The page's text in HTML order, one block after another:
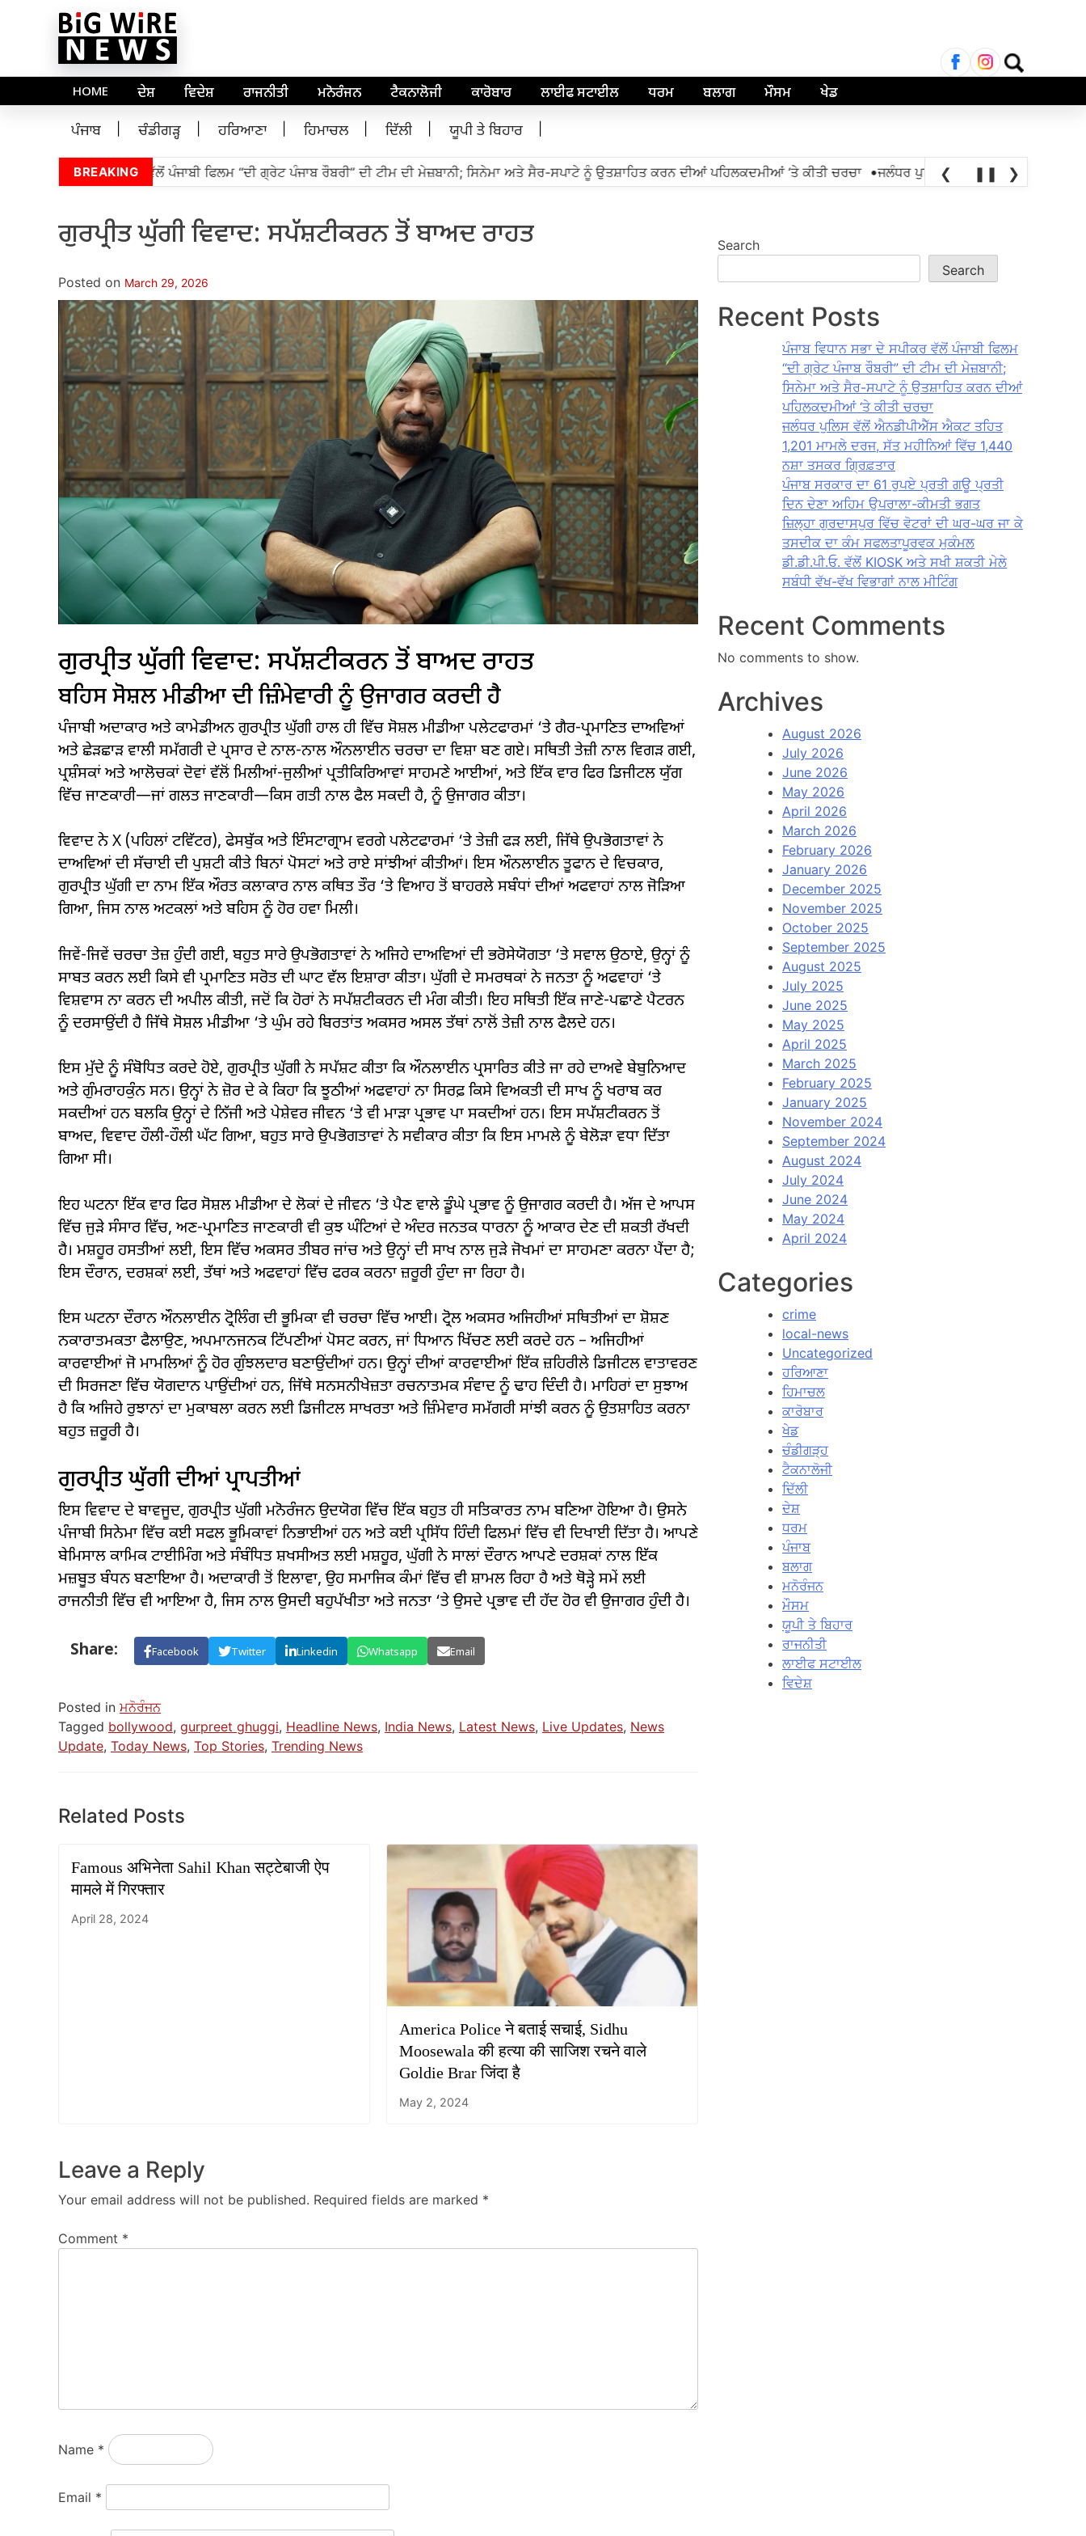
Search
for:
HOME ਦੇਸ਼ ਵਿਦੇਸ਼ ਰਾਜਨੀਤੀ ਮਨੋਰੰਜਨ ਟੈਕਨਾਲੋਜੀ ਕਾਰੋਬਾਰ ਲਾਈਫ ਸਟਾਈਲ ਧਰਮ ਬਲਾਗ ਮੌਸਮ ਖੇਡ
ਪੰਜਾਬ ਚੰਡੀਗੜ੍ਹ ਹਰਿਆਣਾ ਹਿਮਾਚਲ ਦਿੱਲੀ ਯੂਪੀ ਤੇ ਬਿਹਾਰ
BREAKING
ਵਿਧਾਨ ਸਭਾ ਦੇ ਸਪੀਕਰ ਵੱਲੋਂ ਪੰਜਾਬੀ ਫਿਲਮ “ਦੀ ਗ੍ਰੇਟ ਪੰਜਾਬ ਰੌਬਰੀ” ਦੀ ਟੀਮ ਦੀ ਮੇਜ਼ਬਾਨੀ; ਸਿਨੇਮਾ ਅਤੇ ਸੈਰ-ਸਪਾਟੇ ਨੂੰ ਉਤਸ਼ਾਹਿਤ ਕਰਨ ਦੀਆਂ ਪਹਿਲਕਦਮੀਆਂ ‘ਤੇ ਕੀਤੀ ਚਰਚਾ •ਜਲੰਧਰ ਪੁਲਿਸ ਵੱਲੋਂ ਐਨਡੀਪੀਐੱਸ ਐਕਟ ਤਹਿਤ
❮ ❚❚ ❯
ਗੁਰਪ੍ਰੀਤ ਘੁੱਗੀ ਵਿਵਾਦ: ਸਪੱਸ਼ਟੀਕਰਨ ਤੋਂ ਬਾਅਦ ਰਾਹਤ
Posted on March 29, 2026
ਗੁਰਪ੍ਰੀਤ ਘੁੱਗੀ ਵਿਵਾਦ: ਸਪੱਸ਼ਟੀਕਰਨ ਤੋਂ ਬਾਅਦ ਰਾਹਤ
ਬਹਿਸ ਸੋਸ਼ਲ ਮੀਡੀਆ ਦੀ ਜ਼ਿੰਮੇਵਾਰੀ ਨੂੰ ਉਜਾਗਰ ਕਰਦੀ ਹੈ
ਪੰਜਾਬੀ ਅਦਾਕਾਰ ਅਤੇ ਕਾਮੇਡੀਅਨ ਗੁਰਪ੍ਰੀਤ ਘੁੱਗੀ ਹਾਲ ਹੀ ਵਿੱਚ ਸੋਸ਼ਲ ਮੀਡੀਆ ਪਲੇਟਫਾਰਮਾਂ ‘ਤੇ ਗੈਰ-ਪ੍ਰਮਾਣਿਤ ਦਾਅਵਿਆਂ
ਅਤੇ ਛੇੜਛਾੜ ਵਾਲੀ ਸਮੱਗਰੀ ਦੇ ਪ੍ਰਸਾਰ ਦੇ ਨਾਲ-ਨਾਲ ਔਨਲਾਈਨ ਚਰਚਾ ਦਾ ਵਿਸ਼ਾ ਬਣ ਗਏ। ਸਥਿਤੀ ਤੇਜ਼ੀ ਨਾਲ ਵਿਗੜ ਗਈ,
ਪ੍ਰਸ਼ੰਸਕਾਂ ਅਤੇ ਆਲੋਚਕਾਂ ਦੋਵਾਂ ਵੱਲੋਂ ਮਿਲੀਆਂ-ਜੁਲੀਆਂ ਪ੍ਰਤੀਕਿਰਿਆਵਾਂ ਸਾਹਮਣੇ ਆਈਆਂ, ਅਤੇ ਇੱਕ ਵਾਰ ਫਿਰ ਡਿਜੀਟਲ ਯੁੱਗ
ਵਿੱਚ ਜਾਣਕਾਰੀ—ਜਾਂ ਗਲਤ ਜਾਣਕਾਰੀ—ਕਿਸ ਗਤੀ ਨਾਲ ਫੈਲ ਸਕਦੀ ਹੈ, ਨੂੰ ਉਜਾਗਰ ਕੀਤਾ।
ਵਿਵਾਦ ਨੇ X (ਪਹਿਲਾਂ ਟਵਿੱਟਰ), ਫੇਸਬੁੱਕ ਅਤੇ ਇੰਸਟਾਗ੍ਰਾਮ ਵਰਗੇ ਪਲੇਟਫਾਰਮਾਂ ‘ਤੇ ਤੇਜ਼ੀ ਫੜ ਲਈ, ਜਿੱਥੇ ਉਪਭੋਗਤਾਵਾਂ ਨੇ
ਦਾਅਵਿਆਂ ਦੀ ਸੱਚਾਈ ਦੀ ਪੁਸ਼ਟੀ ਕੀਤੇ ਬਿਨਾਂ ਪੋਸਟਾਂ ਅਤੇ ਰਾਏ ਸਾਂਝੀਆਂ ਕੀਤੀਆਂ। ਇਸ ਔਨਲਾਈਨ ਤੂਫਾਨ ਦੇ ਵਿਚਕਾਰ,
ਗੁਰਪ੍ਰੀਤ ਘੁੱਗੀ ਦਾ ਨਾਮ ਇੱਕ ਔਰਤ ਕਲਾਕਾਰ ਨਾਲ ਕਥਿਤ ਤੌਰ ‘ਤੇ ਵਿਆਹ ਤੋਂ ਬਾਹਰਲੇ ਸਬੰਧਾਂ ਦੀਆਂ ਅਫਵਾਹਾਂ ਨਾਲ ਜੋੜਿਆ
ਗਿਆ, ਜਿਸ ਨਾਲ ਅਟਕਲਾਂ ਅਤੇ ਬਹਿਸ ਨੂੰ ਹੋਰ ਹਵਾ ਮਿਲੀ।
ਜਿਵੇਂ-ਜਿਵੇਂ ਚਰਚਾ ਤੇਜ਼ ਹੁੰਦੀ ਗਈ, ਬਹੁਤ ਸਾਰੇ ਉਪਭੋਗਤਾਵਾਂ ਨੇ ਅਜਿਹੇ ਦਾਅਵਿਆਂ ਦੀ ਭਰੋਸੇਯੋਗਤਾ ‘ਤੇ ਸਵਾਲ ਉਠਾਏ, ਉਨ੍ਹਾਂ ਨੂੰ
ਸਾਬਤ ਕਰਨ ਲਈ ਕਿਸੇ ਵੀ ਪ੍ਰਮਾਣਿਤ ਸਰੋਤ ਦੀ ਘਾਟ ਵੱਲ ਇਸ਼ਾਰਾ ਕੀਤਾ। ਘੁੱਗੀ ਦੇ ਸਮਰਥਕਾਂ ਨੇ ਜਨਤਾ ਨੂੰ ਅਫਵਾਹਾਂ ‘ਤੇ
ਵਿਸ਼ਵਾਸ ਨਾ ਕਰਨ ਦੀ ਅਪੀਲ ਕੀਤੀ, ਜਦੋਂ ਕਿ ਹੋਰਾਂ ਨੇ ਸਪੱਸ਼ਟੀਕਰਨ ਦੀ ਮੰਗ ਕੀਤੀ। ਇਹ ਸਥਿਤੀ ਇੱਕ ਜਾਣੇ-ਪਛਾਣੇ ਪੈਟਰਨ
ਨੂੰ ਦਰਸਾਉਂਦੀ ਹੈ ਜਿੱਥੇ ਸੋਸ਼ਲ ਮੀਡੀਆ ‘ਤੇ ਘੁੰਮ ਰਹੇ ਬਿਰਤਾਂਤ ਅਕਸਰ ਅਸਲ ਤੱਥਾਂ ਨਾਲੋਂ ਤੇਜ਼ੀ ਨਾਲ ਫੈਲਦੇ ਹਨ।
ਇਸ ਮੁੱਦੇ ਨੂੰ ਸੰਬੋਧਿਤ ਕਰਦੇ ਹੋਏ, ਗੁਰਪ੍ਰੀਤ ਘੁੱਗੀ ਨੇ ਸਪੱਸ਼ਟ ਕੀਤਾ ਕਿ ਔਨਲਾਈਨ ਪ੍ਰਸਾਰਿਤ ਕੀਤੇ ਜਾ ਰਹੇ ਦਾਅਵੇ ਬੇਬੁਨਿਆਦ
ਅਤੇ ਗੁੰਮਰਾਹਕੁੰਨ ਸਨ। ਉਨ੍ਹਾਂ ਨੇ ਜ਼ੋਰ ਦੇ ਕੇ ਕਿਹਾ ਕਿ ਝੂਠੀਆਂ ਅਫਵਾਹਾਂ ਨਾ ਸਿਰਫ਼ ਕਿਸੇ ਵਿਅਕਤੀ ਦੀ ਸਾਖ ਨੂੰ ਖਰਾਬ ਕਰ
ਸਕਦੀਆਂ ਹਨ ਬਲਕਿ ਉਨ੍ਹਾਂ ਦੇ ਨਿੱਜੀ ਅਤੇ ਪੇਸ਼ੇਵਰ ਜੀਵਨ ‘ਤੇ ਵੀ ਮਾੜਾ ਪ੍ਰਭਾਵ ਪਾ ਸਕਦੀਆਂ ਹਨ। ਇਸ ਸਪੱਸ਼ਟੀਕਰਨ ਤੋਂ
ਬਾਅਦ, ਵਿਵਾਦ ਹੌਲੀ-ਹੌਲੀ ਘੱਟ ਗਿਆ, ਬਹੁਤ ਸਾਰੇ ਉਪਭੋਗਤਾਵਾਂ ਨੇ ਸਵੀਕਾਰ ਕੀਤਾ ਕਿ ਇਸ ਮਾਮਲੇ ਨੂੰ ਬੇਲੋੜਾ ਵਧਾ ਦਿੱਤਾ
ਗਿਆ ਸੀ।
ਇਹ ਘਟਨਾ ਇੱਕ ਵਾਰ ਫਿਰ ਸੋਸ਼ਲ ਮੀਡੀਆ ਦੇ ਲੋਕਾਂ ਦੇ ਜੀਵਨ ‘ਤੇ ਪੈਣ ਵਾਲੇ ਡੂੰਘੇ ਪ੍ਰਭਾਵ ਨੂੰ ਉਜਾਗਰ ਕਰਦੀ ਹੈ। ਅੱਜ ਦੇ ਆਪਸ
ਵਿੱਚ ਜੁੜੇ ਸੰਸਾਰ ਵਿੱਚ, ਅਣ-ਪ੍ਰਮਾਣਿਤ ਜਾਣਕਾਰੀ ਵੀ ਕੁਝ ਘੰਟਿਆਂ ਦੇ ਅੰਦਰ ਜਨਤਕ ਧਾਰਨਾ ਨੂੰ ਆਕਾਰ ਦੇਣ ਦੀ ਸ਼ਕਤੀ ਰੱਖਦੀ
ਹੈ। ਮਸ਼ਹੂਰ ਹਸਤੀਆਂ ਲਈ, ਇਸ ਵਿੱਚ ਅਕਸਰ ਤੀਬਰ ਜਾਂਚ ਅਤੇ ਉਨ੍ਹਾਂ ਦੀ ਸਾਖ ਨਾਲ ਜੁੜੇ ਜੋਖਮਾਂ ਦਾ ਸਾਹਮਣਾ ਕਰਨਾ ਪੈਂਦਾ ਹੈ;
ਇਸ ਦੌਰਾਨ, ਦਰਸ਼ਕਾਂ ਲਈ, ਤੱਥਾਂ ਅਤੇ ਅਫਵਾਹਾਂ ਵਿੱਚ ਫਰਕ ਕਰਨਾ ਜ਼ਰੂਰੀ ਹੁੰਦਾ ਜਾ ਰਿਹਾ ਹੈ।
ਇਸ ਘਟਨਾ ਦੌਰਾਨ ਔਨਲਾਈਨ ਟ੍ਰੋਲਿੰਗ ਦੀ ਭੂਮਿਕਾ ਵੀ ਚਰਚਾ ਵਿੱਚ ਆਈ। ਟ੍ਰੋਲ ਅਕਸਰ ਅਜਿਹੀਆਂ ਸਥਿਤੀਆਂ ਦਾ ਸ਼ੋਸ਼ਣ
ਨਕਾਰਾਤਮਕਤਾ ਫੈਲਾਉਣ, ਅਪਮਾਨਜਨਕ ਟਿੱਪਣੀਆਂ ਪੋਸਟ ਕਰਨ, ਜਾਂ ਧਿਆਨ ਖਿੱਚਣ ਲਈ ਕਰਦੇ ਹਨ – ਅਜਿਹੀਆਂ
ਕਾਰਵਾਈਆਂ ਜੋ ਮਾਮਲਿਆਂ ਨੂੰ ਹੋਰ ਗੁੰਝਲਦਾਰ ਬਣਾਉਂਦੀਆਂ ਹਨ। ਉਨ੍ਹਾਂ ਦੀਆਂ ਕਾਰਵਾਈਆਂ ਇੱਕ ਜ਼ਹਿਰੀਲੇ ਡਿਜੀਟਲ ਵਾਤਾਵਰਣ
ਦੀ ਸਿਰਜਣਾ ਵਿੱਚ ਯੋਗਦਾਨ ਪਾਉਂਦੀਆਂ ਹਨ, ਜਿੱਥੇ ਸਨਸਨੀਖੇਜ਼ਤਾ ਰਚਨਾਤਮਕ ਸੰਵਾਦ ਨੂੰ ਢਾਹ ਦਿੰਦੀ ਹੈ। ਮਾਹਿਰਾਂ ਦਾ ਸੁਝਾਅ
ਹੈ ਕਿ ਅਜਿਹੇ ਰੁਝਾਨਾਂ ਦਾ ਮੁਕਾਬਲਾ ਕਰਨ ਲਈ ਡਿਜੀਟਲ ਸਾਖਰਤਾ ਅਤੇ ਜ਼ਿੰਮੇਵਾਰ ਸਮੱਗਰੀ ਸਾਂਝੀ ਕਰਨ ਨੂੰ ਉਤਸ਼ਾਹਿਤ ਕਰਨਾ
ਬਹੁਤ ਜ਼ਰੂਰੀ ਹੈ।
ਗੁਰਪ੍ਰੀਤ ਘੁੱਗੀ ਦੀਆਂ ਪ੍ਰਾਪਤੀਆਂ
ਇਸ ਵਿਵਾਦ ਦੇ ਬਾਵਜੂਦ, ਗੁਰਪ੍ਰੀਤ ਘੁੱਗੀ ਮਨੋਰੰਜਨ ਉਦਯੋਗ ਵਿੱਚ ਇੱਕ ਬਹੁਤ ਹੀ ਸਤਿਕਾਰਤ ਨਾਮ ਬਣਿਆ ਹੋਇਆ ਹੈ। ਉਸਨੇ
ਪੰਜਾਬੀ ਸਿਨੇਮਾ ਵਿੱਚ ਕਈ ਸਫਲ ਭੂਮਿਕਾਵਾਂ ਨਿਭਾਈਆਂ ਹਨ ਅਤੇ ਕਈ ਪ੍ਰਸਿੱਧ ਹਿੰਦੀ ਫਿਲਮਾਂ ਵਿੱਚ ਵੀ ਦਿਖਾਈ ਦਿੱਤਾ ਹੈ। ਆਪਣੇ
ਬੇਮਿਸਾਲ ਕਾਮਿਕ ਟਾਈਮਿੰਗ ਅਤੇ ਸੰਬੰਧਿਤ ਸ਼ਖਸੀਅਤ ਲਈ ਮਸ਼ਹੂਰ, ਘੁੱਗੀ ਨੇ ਸਾਲਾਂ ਦੌਰਾਨ ਆਪਣੇ ਦਰਸ਼ਕਾਂ ਨਾਲ ਇੱਕ
ਮਜ਼ਬੂਤ ​​ਬੰਧਨ ਬਣਾਇਆ ਹੈ। ਅਦਾਕਾਰੀ ਤੋਂ ਇਲਾਵਾ, ਉਹ ਸਮਾਜਿਕ ਕੰਮਾਂ ਵਿੱਚ ਵੀ ਸ਼ਾਮਲ ਰਿਹਾ ਹੈ ਅਤੇ ਥੋੜ੍ਹੇ ਸਮੇਂ ਲਈ
ਰਾਜਨੀਤੀ ਵਿੱਚ ਵੀ ਆਇਆ ਹੈ, ਜਿਸ ਨਾਲ ਉਸਦੀ ਬਹੁਪੱਖੀਤਾ ਅਤੇ ਜਨਤਾ ‘ਤੇ ਉਸਦੇ ਪ੍ਰਭਾਵ ਦੀ ਹੱਦ ਹੋਰ ਵੀ ਉਜਾਗਰ ਹੁੰਦੀ ਹੈ।
Share: Facebook Twitter Linkedin Whatsapp Email
Posted in ਮਨੋਰੰਜਨ
Tagged bollywood, gurpreet ghuggi, Headline News, India News, Latest News, Live Updates, News
Update, Today News, Top Stories, Trending News
Related Posts
Famous अभिनेता Sahil Khan सट्टेबाजी ऐप
मामले में गिरफ्तार
April 28, 2024
America Police ने बताई सचाई, Sidhu
Moosewala की हत्या की साजिश रचने वाले
Goldie Brar जिंदा है
May 2, 2024
Leave a Reply
Your email address will not be published. Required fields are marked *
Comment *
Name *
Email *
Search
Search
Recent Posts
ਪੰਜਾਬ ਵਿਧਾਨ ਸਭਾ ਦੇ ਸਪੀਕਰ ਵੱਲੋਂ ਪੰਜਾਬੀ ਫਿਲਮ
“ਦੀ ਗ੍ਰੇਟ ਪੰਜਾਬ ਰੌਬਰੀ” ਦੀ ਟੀਮ ਦੀ ਮੇਜ਼ਬਾਨੀ;
ਸਿਨੇਮਾ ਅਤੇ ਸੈਰ-ਸਪਾਟੇ ਨੂੰ ਉਤਸ਼ਾਹਿਤ ਕਰਨ ਦੀਆਂ
ਪਹਿਲਕਦਮੀਆਂ ‘ਤੇ ਕੀਤੀ ਚਰਚਾ
ਜਲੰਧਰ ਪੁਲਿਸ ਵੱਲੋਂ ਐਨਡੀਪੀਐੱਸ ਐਕਟ ਤਹਿਤ
1,201 ਮਾਮਲੇ ਦਰਜ, ਸੱਤ ਮਹੀਨਿਆਂ ਵਿੱਚ 1,440
ਨਸ਼ਾ ਤਸਕਰ ਗ੍ਰਿਫ਼ਤਾਰ
ਪੰਜਾਬ ਸਰਕਾਰ ਦਾ 61 ਰੁਪਏ ਪ੍ਰਤੀ ਗਊ ਪ੍ਰਤੀ
ਦਿਨ ਦੇਣਾ ਅਹਿਮ ਉਪਰਾਲਾ-ਕੀਮਤੀ ਭਗਤ
ਜ਼ਿਲ੍ਹਾ ਗੁਰਦਾਸਪੁਰ ਵਿੱਚ ਵੋਟਰਾਂ ਦੀ ਘਰ-ਘਰ ਜਾ ਕੇ
ਤਸਦੀਕ ਦਾ ਕੰਮ ਸਫਲਤਾਪੂਰਵਕ ਮੁਕੰਮਲ
ਡੀ.ਡੀ.ਪੀ.ਓ. ਵੱਲੋਂ KIOSK ਅਤੇ ਸਖੀ ਸ਼ਕਤੀ ਮੇਲੇ
ਸਬੰਧੀ ਵੱਖ-ਵੱਖ ਵਿਭਾਗਾਂ ਨਾਲ ਮੀਟਿੰਗ
Recent Comments
No comments to show.
Archives
August 2026
July 2026
June 2026
May 2026
April 2026
March 2026
February 2026
January 2026
December 2025
November 2025
October 2025
September 2025
August 2025
July 2025
June 2025
May 2025
April 2025
March 2025
February 2025
January 2025
November 2024
September 2024
August 2024
July 2024
June 2024
May 2024
April 2024
Categories
crime
local-news
Uncategorized
ਹਰਿਆਣਾ
ਹਿਮਾਚਲ
ਕਾਰੋਬਾਰ
ਖੇਡ
ਚੰਡੀਗੜ੍ਹ
ਟੈਕਨਾਲੋਜੀ
ਦਿੱਲੀ
ਦੇਸ਼
ਧਰਮ
ਪੰਜਾਬ
ਬਲਾਗ
ਮਨੋਰੰਜਨ
ਮੌਸਮ
ਯੂਪੀ ਤੇ ਬਿਹਾਰ
ਰਾਜਨੀਤੀ
ਲਾਈਫ ਸਟਾਈਲ
ਵਿਦੇਸ਼